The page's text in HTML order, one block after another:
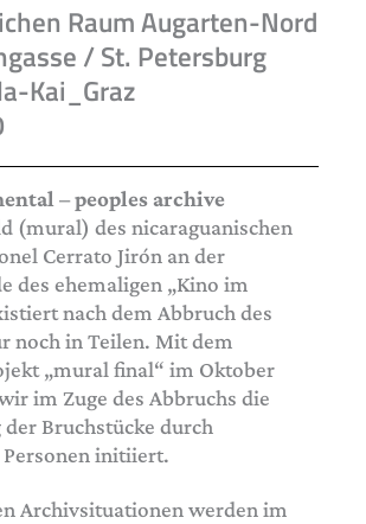
Raum Augarten-Nord
/ St. Petersburg
Kai_Graz
– peoples archive
(mural) des nicaraguanischen
Cerrato Jirón an der
des ehemaligen „Kino im
nach dem Abbruch des
noch in Teilen. Mit dem
„mural final“ im Oktober
im Zuge des Abbruchs die
Bruchstücke durch
initiiert.
Archivsituationen werden im